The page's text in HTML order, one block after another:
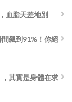
血脂天差地別
飆到91%！你絕
其實是身體在求